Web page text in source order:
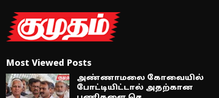
Most Viewed Posts
அண்ணாமலை கோவையில்
போட்டியிட்டால் அதற்கான